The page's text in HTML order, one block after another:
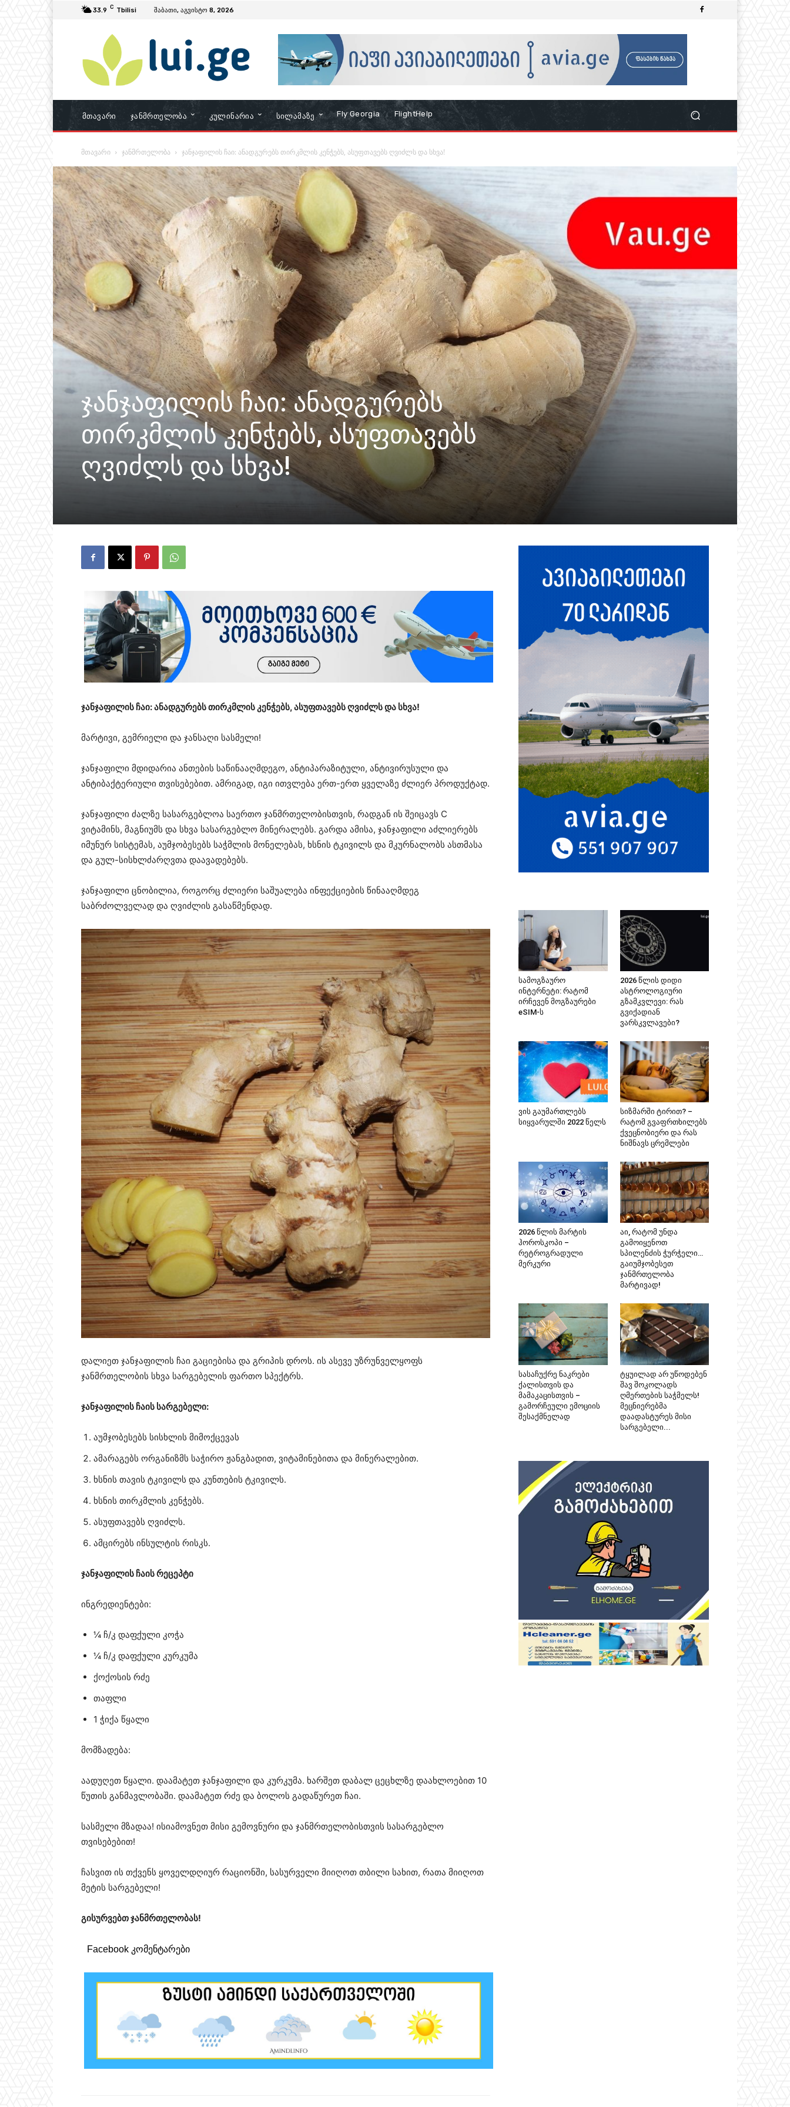
33.9 C Tbilisi შაბათი, აგვისტო 8, 2026
Მთავარი Ჯანმრთელობა Კულინარია Სილამაზე Fly Georgia FlightHelp
მთავარი ჯანმრთელობა ჯანჯაფილის ჩაი: ანადგურებს თირკმლის კენჭებს, ასუფთავებს ღვიძლს და სხვა!
ჯანჯაფილის ჩაი: ანადგურებს
თირკმლის კენჭებს, ასუფთავებს
ღვიძლს და სხვა!
ჯანჯაფილის ჩაი: ანადგურებს თირკმლის კენჭებს, ასუფთავებს ღვიძლს და სხვა!
მარტივი, გემრიელი და ჯანსაღი სასმელი!
ჯანჯაფილი მდიდარია ანთების საწინააღმდეგო, ანტიპარაზიტული, ანტივირუსული და
ანტიბაქტერიული თვისებებით. ამრიგად, იგი ითვლება ერთ-ერთ ყველაზე ძლიერ პროდუქტად.
ჯანჯაფილი ძალზე სასარგებლოა საერთო ჯანმრთელობისთვის, რადგან ის შეიცავს C
ვიტამინს, მაგნიუმს და სხვა სასარგებლო მინერალებს. გარდა ამისა, ჯანჯაფილი აძლიერებს
იმუნურ სისტემას, აუმჯობესებს საჭმლის მონელებას, ხსნის ტკივილს და მკურნალობს ასთმასა
და გულ-სისხლძარღვთა დაავადებებს.
ჯანჯაფილი ცნობილია, როგორც ძლიერი საშუალება ინფექციების წინააღმდეგ
საბრძოლველად და ღვიძლის გასაწმენდად.
დალიეთ ჯანჯაფილის ჩაი გაციებისა და გრიპის დროს. ის ასევე უზრუნველყოფს
ჯანმრთელობის სხვა სარგებელის ფართო სპექტრს.
ჯანჯაფილის ჩაის სარგებელი:
აუმჯობესებს სისხლის მიმოქცევას
ამარაგებს ორგანიზმს საჭირო ჟანგბადით, ვიტამინებითა და მინერალებით.
ხსნის თავის ტკივილს და კუნთების ტკივილს.
ხსნის თირკმლის კენჭებს.
ასუფთავებს ღვიძლს.
ამცირებს ინსულტის რისკს.
ჯანჯაფილის ჩაის რეცეპტი
ინგრედიენტები:
¼ ჩ/კ დაფქული კოჭა
¼ ჩ/კ დაფქული კურკუმა
ქოქოსის რძე
თაფლი
1 ჭიქა წყალი
მომზადება:
აადუღეთ წყალი. დაამატეთ ჯანჯაფილი და კურკუმა. ხარშეთ დაბალ ცეცხლზე დაახლოებით 10
წუთის განმავლობაში. დაამატეთ რძე და ბოლოს გადაწურეთ ჩაი.
სასმელი მზადაა! ისიამოვნეთ მისი გემოვნური და ჯანმრთელობისთვის სასარგებლო
თვისებებით!
ჩასვით ის თქვენს ყოველდღიურ რაციონში, სასურველი მიიღოთ თბილი სახით, რათა მიიღოთ
მეტის სარგებელი!
გისურვებთ ჯანმრთელობას!
Facebook კომენტარები
სამოგზაურო
ინტერნეტი: რატომ
ირჩევენ მოგზაურები
eSIM-ს
2026 წლის დიდი
ასტროლოგიური
გზამკვლევი: რას
გვიქადიან
ვარსკვლავები?
ვის გაუმართლებს
სიყვარულში 2022 წელს
სიზმარში ტირით? –
რატომ გვაფრთხილებს
ქვეცნობიერი და რას
ნიშნავს ცრემლები
2026 წლის მარტის
ჰოროსკოპი –
რეტროგრადული
მერკური
აი, რატომ უნდა
გამოიყენოთ
სპილენძის ჭურჭელი…
გაიუმჯობესეთ
ჯანმრთელობა
მარტივად!
სასაჩუქრე ნაკრები
ქალისთვის და
მამაკაცისთვის –
გამორჩეული ემოციის
შესაქმნელად
ტყუილად არ უწოდებენ
შავ შოკოლადს
ღმერთების საჭმელს!
მეცნიერებმა
დაადასტურეს მისი
სარგებელი...